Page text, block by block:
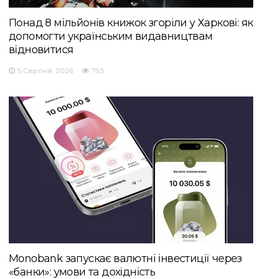
Понад 8 мільйонів книжок згоріли у Харкові: як
допомогти українським видавництвам
відновитися
5 Серпня, 2026 793
Monobank запускає валютні інвестиції через
«банки»: умови та дохідність